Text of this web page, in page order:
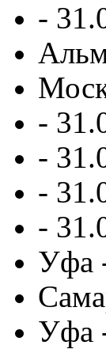
-
-
-
-
-
Уфа
Уфа